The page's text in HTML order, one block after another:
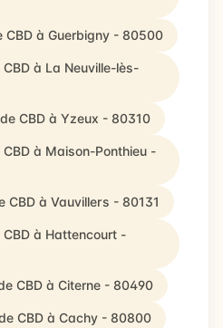
CBD à Guerbigny - 80500
à La Neuville-lès-
CBD à Yzeux - 80310
à Maison-Ponthieu -
CBD à Vauvillers - 80131
à Hattencourt -
CBD à Citerne - 80490
CBD à Cachy - 80800